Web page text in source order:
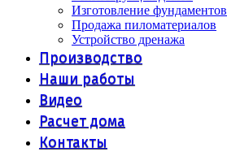
Изготовление фундаментов
Продажа пиломатериалов
Устройство дренажа
Производство
Наши работы
Видео
Расчет дома
Контакты